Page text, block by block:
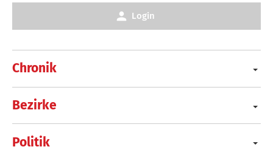
Chronik
Bezirke
Politik
Login